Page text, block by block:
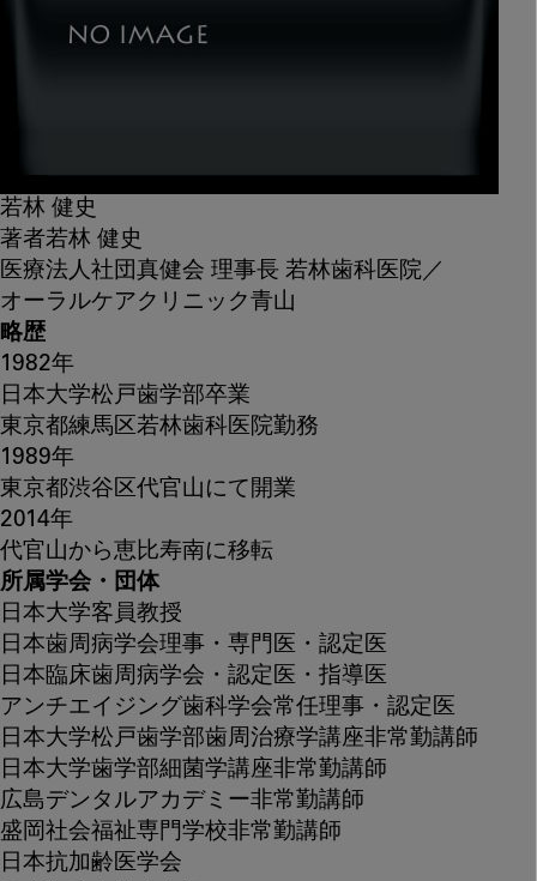
若林 健史
著者若林 健史
医療法人社団真健会 理事長 若林歯科医院／
オーラルケアクリニック青山
略歴
1982年
日本大学松戸歯学部卒業
東京都練馬区若林歯科医院勤務
1989年
東京都渋谷区代官山にて開業
2014年
代官山から恵比寿南に移転
所属学会・団体
日本大学客員教授
日本歯周病学会理事・専門医・認定医
日本臨床歯周病学会・認定医・指導医
アンチエイジング歯科学会常任理事・認定医
日本大学松戸歯学部歯周治療学講座非常勤講師
日本大学歯学部細菌学講座非常勤講師
広島デンタルアカデミー非常勤講師
盛岡社会福祉専門学校非常勤講師
日本抗加齢医学会